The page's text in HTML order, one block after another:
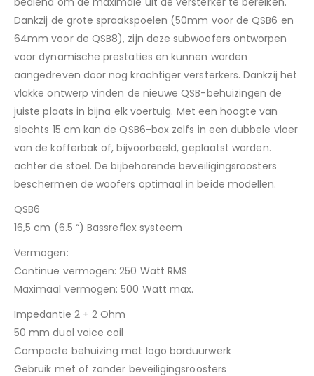
Dankzij de grote spraakspoelen (50mm voor de QSB6 en
64mm voor de QSB8), zijn deze subwoofers ontworpen
voor dynamische prestaties en kunnen worden
aangedreven door nog krachtiger versterkers. Dankzij het
vlakke ontwerp vinden de nieuwe QSB-behuizingen de
juiste plaats in bijna elk voertuig. Met een hoogte van
slechts 15 cm kan de QSB6-box zelfs in een dubbele vloer
van de kofferbak of, bijvoorbeeld, geplaatst worden.
achter de stoel. De bijbehorende beveiligingsroosters
beschermen de woofers optimaal in beide modellen.
QSB6
16,5 cm (6.5 “) Bassreflex systeem
Vermogen:
Continue vermogen: 250 Watt RMS
Maximaal vermogen: 500 Watt max.
Impedantie 2 + 2 Ohm
50 mm dual voice coil
Compacte behuizing met logo borduurwerk
Gebruik met of zonder beveiligingsroosters